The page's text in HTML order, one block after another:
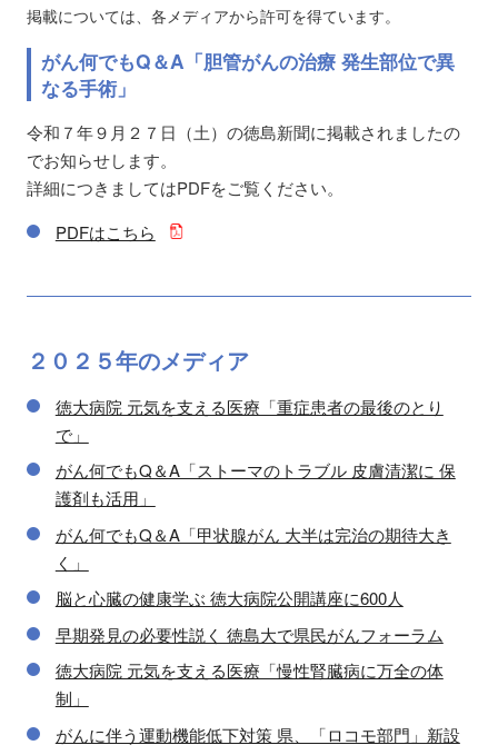
掲載については、各メディアから許可を得ています。
がん何でもQ＆A「胆管がんの治療 発生部位で異
なる手術」
令和７年９月２７日（土）の徳島新聞に掲載されましたの
でお知らせします。
詳細につきましてはPDFをご覧ください。
PDFはこちら
２０２５年のメディア
徳大病院 元気を支える医療「重症患者の最後のとり
で」
がん何でもQ＆A「ストーマのトラブル 皮膚清潔に 保
護剤も活用」
がん何でもQ＆A「甲状腺がん 大半は完治の期待大き
く」
脳と心臓の健康学ぶ 徳大病院公開講座に600人
早期発見の必要性説く 徳島大で県民がんフォーラム
徳大病院 元気を支える医療「慢性腎臓病に万全の体
制」
がんに伴う運動機能低下対策 県、「ロコモ部門」新設